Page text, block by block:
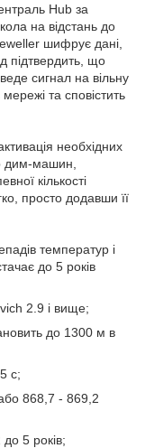
Hub за
на відстань до
шифрує дані,
підтвердить, що
сигнал на вільну
та сповістить
необхідних
дим-машин,
кількості
просто додавши її
температур і
до 5 років
2.9 і вище;
до 1300 м в
с;
868,7 - 869,2
5 років;